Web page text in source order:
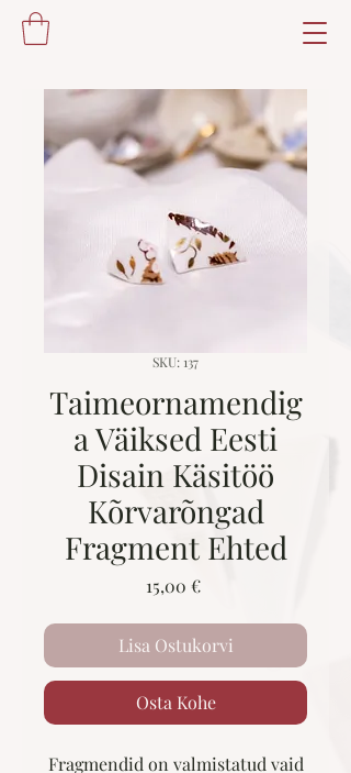
SKU: 137
Taimeornamendig
a Väiksed Eesti
Disain Käsitöö
Kõrvarõngad
Fragment Ehted
15,00 €Price
Lisa Ostukorvi
Osta Kohe
Fragmendid on valmistatud vaid